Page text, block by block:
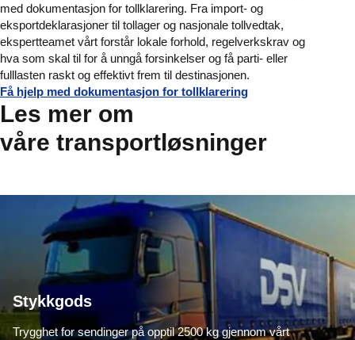
med dokumentasjon for tollklarering. Fra import- og
eksportdeklarasjoner til tollager og nasjonale tollvedtak,
ekspertteamet vårt forstår lokale forhold, regelverkskrav og
hva som skal til for å unngå forsinkelser og få parti- eller
fulllasten raskt og effektivt frem til destinasjonen.
Få hjelp med dokumentasjon for tollklarering
Les mer om
våre transportløsninger
Stykkgods
Trygghet for sendinger på opptil 2500 kg gjennom vårt